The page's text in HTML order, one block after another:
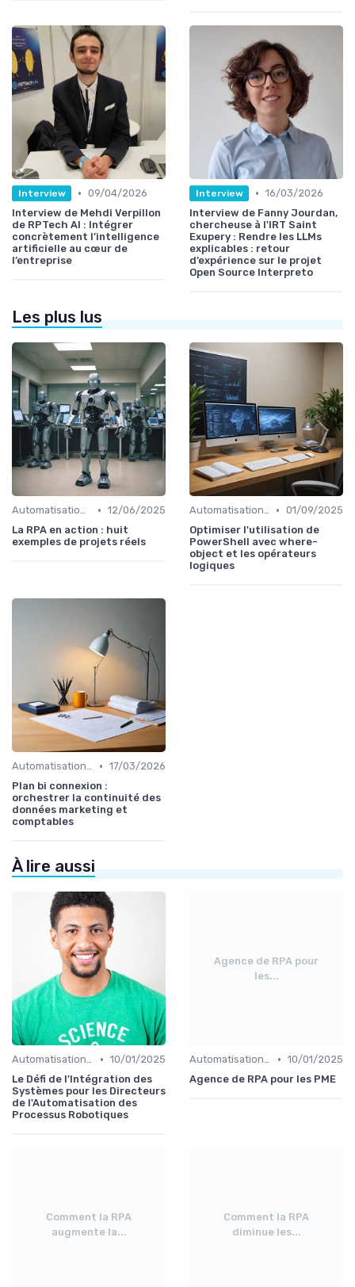
Interview • 09/04/2026
Interview de Mehdi Verpillon
de RPTech AI : Intégrer
concrètement l’intelligence
artificielle au cœur de
l’entreprise
Interview • 16/03/2026
Interview de Fanny Jourdan,
chercheuse à l'IRT Saint
Exupery : Rendre les LLMs
explicables : retour
d’expérience sur le projet
Open Source Interpreto
Les plus lus
Automatisation et RPA • 12/06/2025
La RPA en action : huit
exemples de projets réels
Automatisation et RPA • 01/09/2025
Optimiser l'utilisation de
PowerShell avec where-
object et les opérateurs
logiques
Automatisation et RPA • 17/03/2026
Plan bi connexion :
orchestrer la continuité des
données marketing et
comptables
À lire aussi
Automatisation et RPA • 10/01/2025
Le Défi de l'Intégration des
Systèmes pour les Directeurs
de l'Automatisation des
Processus Robotiques
Agence de RPA pour
les...
Automatisation et RPA • 10/01/2025
Agence de RPA pour les PME
Comment la RPA
augmente la...
Comment la RPA
diminue les...